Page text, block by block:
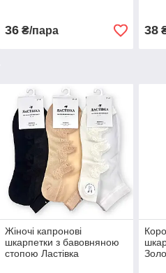
36₴/пара 38
Жіночі капронові
шкарпетки з бавовняною
стопою Ластівка